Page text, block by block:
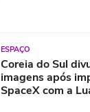
ESPAÇO
Coreia do Sul
imagens após
SpaceX com a